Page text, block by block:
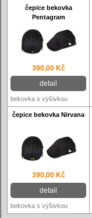
čepice bekovka
Pentagram
390,00 Kč
detail
bekovka s výšivkou
čepice bekovka Nirvana
390,00 Kč
detail
bekovka s výšivkou